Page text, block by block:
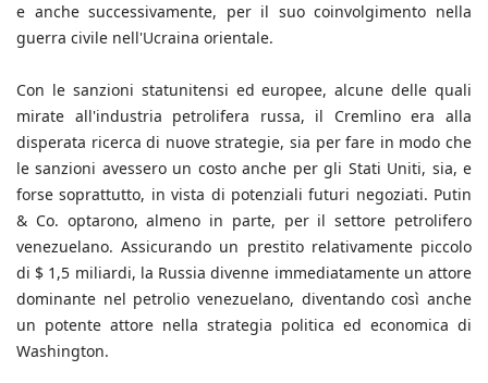
e anche successivamente, per il suo coinvolgimento nella
guerra civile nell'Ucraina orientale.
Con le sanzioni statunitensi ed europee, alcune delle quali
mirate all'industria petrolifera russa, il Cremlino era alla
disperata ricerca di nuove strategie, sia per fare in modo che
le sanzioni avessero un costo anche per gli Stati Uniti, sia, e
forse soprattutto, in vista di potenziali futuri negoziati. Putin
& Co. optarono, almeno in parte, per il settore petrolifero
venezuelano. Assicurando un prestito relativamente piccolo
di $ 1,5 miliardi, la Russia divenne immediatamente un attore
dominante nel petrolio venezuelano, diventando così anche
un potente attore nella strategia politica ed economica di
Washington.